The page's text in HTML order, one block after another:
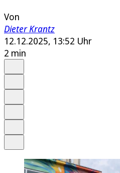
Von
Dieter Krantz
12.12.2025, 13:52 Uhr
2 min